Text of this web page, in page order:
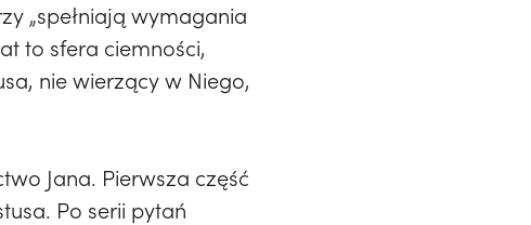
„spełniają wymagania
to sfera ciemności,
nie wierzący w Niego,
Jana. Pierwsza część
Po serii pytań